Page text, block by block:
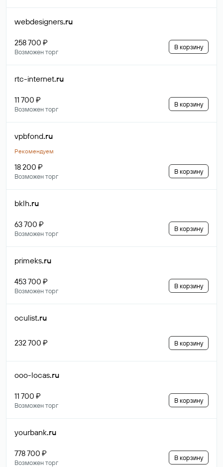
webdesigners.ru
258 700 ₽
Возможен торг
В корзину
rtc-internet.ru
11 700 ₽
Возможен торг
В корзину
vpbfond.ru
Рекомендуем
18 200 ₽
Возможен торг
В корзину
bklh.ru
63 700 ₽
Возможен торг
В корзину
primeks.ru
453 700 ₽
Возможен торг
В корзину
oculist.ru
232 700 ₽ В корзину
ooo-locas.ru
11 700 ₽
Возможен торг
В корзину
yourbank.ru
778 700 ₽
Возможен торг
В корзину